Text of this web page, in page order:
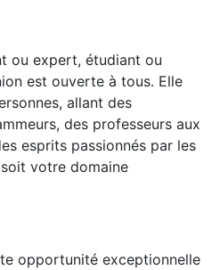
ou expert, étudiant ou
est ouverte à tous. Elle
allant des
des professeurs aux
esprits passionnés par les
votre domaine
opportunité exceptionnelle